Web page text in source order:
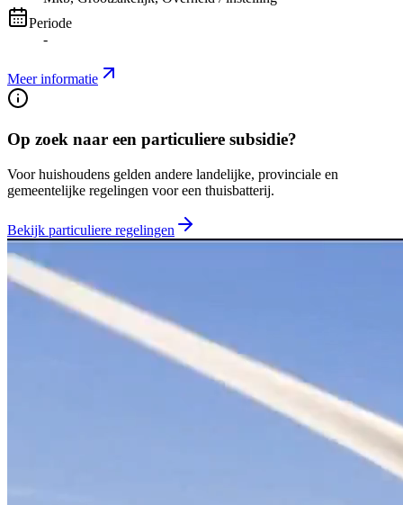
Periode
-
Meer informatie
Op zoek naar een particuliere subsidie?
Voor huishoudens gelden andere landelijke, provinciale en
gemeentelijke regelingen voor een thuisbatterij.
Bekijk particuliere regelingen